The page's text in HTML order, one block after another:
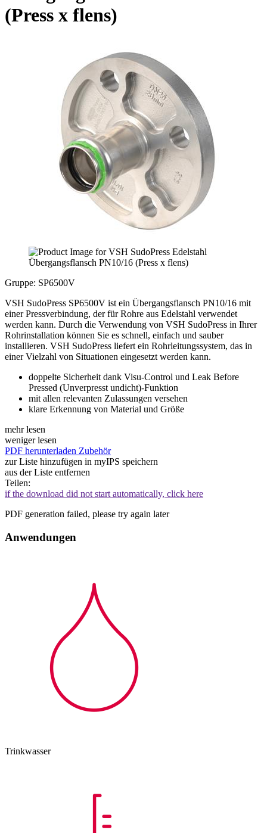
(Press x flens)
Gruppe: SP6500V
VSH SudoPress SP6500V ist ein Übergangsflansch PN10/16 mit
einer Pressverbindung, der für Rohre aus Edelstahl verwendet
werden kann. Durch die Verwendung von VSH SudoPress in Ihrer
Rohrinstallation können Sie es schnell, einfach und sauber
installieren. VSH SudoPress liefert ein Rohrleitungssystem, das in
einer Vielzahl von Situationen eingesetzt werden kann.
doppelte Sicherheit dank Visu-Control und Leak Before
Pressed (Unverpresst undicht)-Funktion
mit allen relevanten Zulassungen versehen
klare Erkennung von Material und Größe
mehr lesen
weniger lesen
PDF herunterladen Zubehör
zur Liste hinzufügen in myIPS speichern
aus der Liste entfernen
Teilen:
if the download did not start automatically, click here
PDF generation failed, please try again later
Anwendungen
Trinkwasser